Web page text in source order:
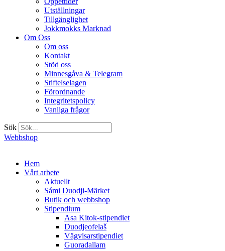
Utställningar
Tillgänglighet
Jokkmokks Marknad
Om Oss
Om oss
Kontakt
Stöd oss
Minnesgåva & Telegram
Stiftelselagen
Förordnande
Integritetspolicy
Vanliga frågor
Sök
Webbshop
Hem
Vårt arbete
Aktuellt
Sámi Duodji-Märket
Butik och webbshop
Stipendium
Asa Kitok-stipendiet
Duodjeofelaš
Vägvisarstipendiet
Guoradallam